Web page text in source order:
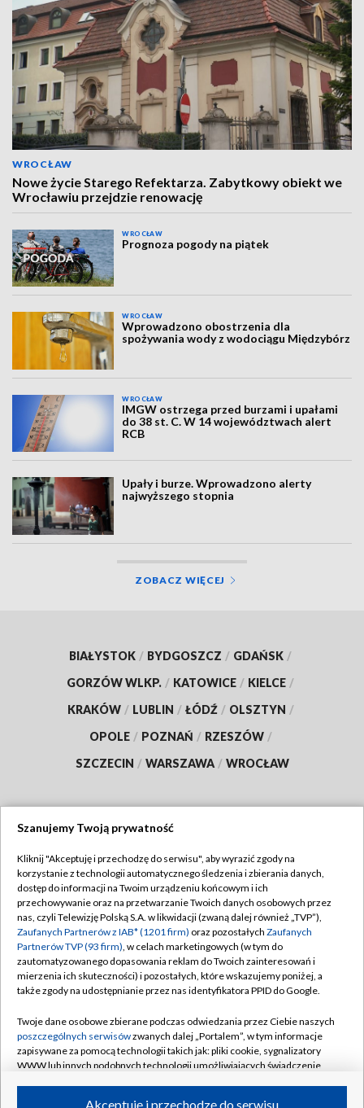
WROCŁAW
Nowe życie Starego Refektarza. Zabytkowy obiekt we
Wrocławiu przejdzie renowację
WROCŁAW
Prognoza pogody na piątek
WROCŁAW
Wprowadzono obostrzenia dla
spożywania wody z wodociągu Międzybórz
WROCŁAW
IMGW ostrzega przed burzami i upałami
do 38 st. C. W 14 województwach alert
RCB
Upały i burze. Wprowadzono alerty
najwyższego stopnia
ZOBACZ WIĘCEJ
BIAŁYSTOK / BYDGOSZCZ / GDAŃSK /
GORZÓW WLKP. / KATOWICE / KIELCE /
KRAKÓW / LUBLIN / ŁÓDŹ / OLSZTYN /
OPOLE / POZNAŃ / RZESZÓW /
SZCZECIN / WARSZAWA / WROCŁAW
TVP
Abonament TVP
Emisja w TVP
Centrum informacji TVP
Naziemna Telewizja Cyfrowa
Rada Programowa
System NOS
Informacje o nadawcy
Regulamin TVP
Polityka prywatności
Moje zgody
Pomoc
Kontakt
Kanały
Szanujemy Twoją prywatność
Kliknij "Akceptuję i przechodzę do serwisu", aby wyrazić zgody na
korzystanie z technologii automatycznego śledzenia i zbierania danych,
dostęp do informacji na Twoim urządzeniu końcowym i ich
przechowywanie oraz na przetwarzanie Twoich danych osobowych przez
nas, czyli Telewizję Polską S.A. w likwidacji (zwaną dalej również „TVP”),
Zaufanych Partnerów z IAB* (1201 firm) oraz pozostałych Zaufanych
Partnerów TVP (93 firm), w celach marketingowych (w tym do
zautomatyzowanego dopasowania reklam do Twoich zainteresowań i
mierzenia ich skuteczności) i pozostałych, które wskazujemy poniżej, a
także zgody na udostępnianie przez nas identyfikatora PPID do Google.
Twoje dane osobowe zbierane podczas odwiedzania przez Ciebie naszych
poszczególnych serwisówzwanych dalej „Portalem”, w tym informacje
zapisywane za pomocą technologii takich jak: pliki cookie, sygnalizatory
WWW lub innych podobnych technologii umożliwiających świadczenie
Akceptuję i przechodzę do serwisu